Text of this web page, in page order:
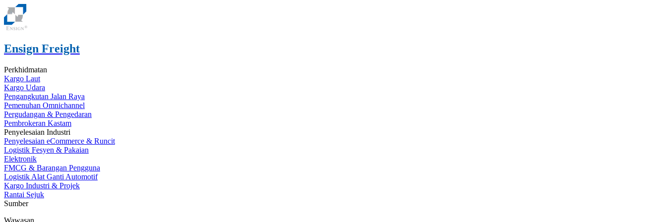
Ensign Freight
Perkhidmatan
Kargo Laut
Kargo Udara
Pengangkutan Jalan Raya
Pemenuhan Omnichannel
Pergudangan & Pengedaran
Pembrokeran Kastam
Penyelesaian Industri
Penyelesaian eCommerce & Runcit
Logistik Fesyen & Pakaian
Elektronik
FMCG & Barangan Pengguna
Logistik Alat Ganti Automotif
Kargo Industri & Projek
Rantai Sejuk
Sumber
Wawasan